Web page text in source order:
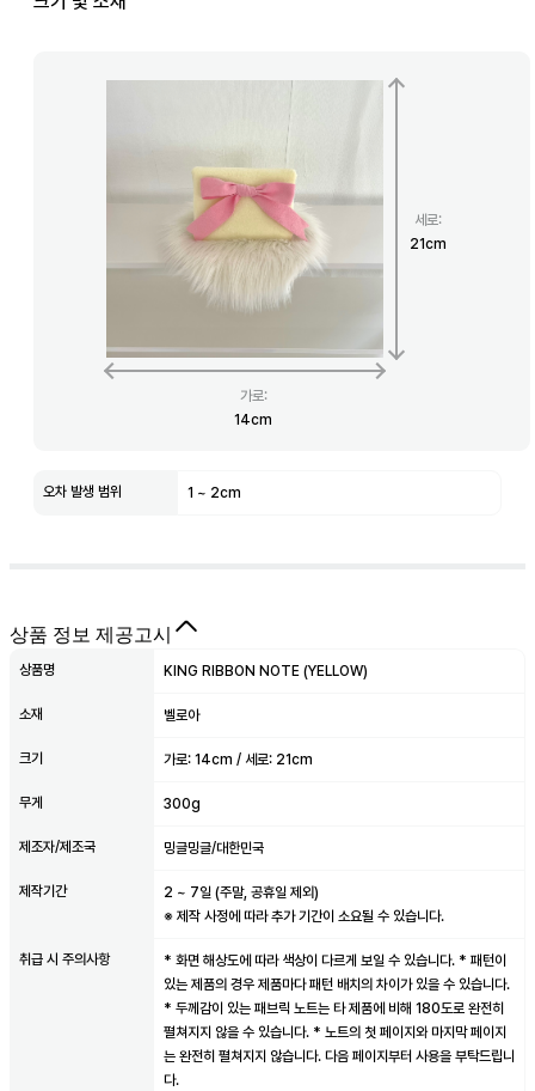
세로:
21cm
가로:
14cm
오차 발생 범위 1 ~ 2cm
상품 정보 제공고시
상품명 KING RIBBON NOTE (YELLOW)
소재 벨로아
크기 가로: 14cm / 세로: 21cm
무게 300g
제조자/제조국 밍글밍글/대한민국
제작기간 2 ~ 7일 (주말, 공휴일 제외)
※ 제작 사정에 따라 추가 기간이 소요될 수 있습니다.
취급 시 주의사항
* 화면 해상도에 따라 색상이 다르게 보일 수 있습니다. * 패턴이
있는 제품의 경우 제품마다 패턴 배치의 차이가 있을 수 있습니다.
* 두께감이 있는 패브릭 노트는 타 제품에 비해 180도로 완전히
펼쳐지지 않을 수 있습니다. * 노트의 첫 페이지와 마지막 페이지
는 완전히 펼쳐지지 않습니다. 다음 페이지부터 사용을 부탁드립니
다.